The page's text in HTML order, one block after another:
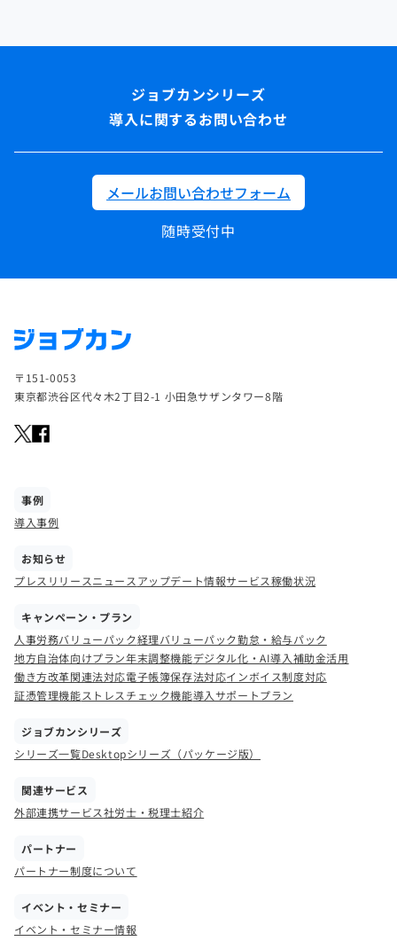
導入に関するお問い合わせ
メールお問い合わせフォーム
随時受付中
〒151-0053
東京都渋谷区代々木2丁目2-1 小田急サザンタワー8階
事例
導入事例
お知らせ
プレスリリースニュース アップデート情報サービス稼働状況
キャンペーン・プラン
人事労務バリューパック経理バリューパック勤怠・給与パック
地方自治体向けプラン年末調整機能デジタル化・AI導入補助金活用
働き方改革関連法対応電子帳簿保存法対応インボイス制度対応
証憑管理機能ストレスチェック機能導入サポートプラン
ジョブカンシリーズ
シリーズ一覧Desktopシリーズ（パッケージ版）
関連サービス
外部連携サービス社労士・税理士紹介
パートナー
パートナー制度について
イベント・セミナー
イベント・セミナー情報